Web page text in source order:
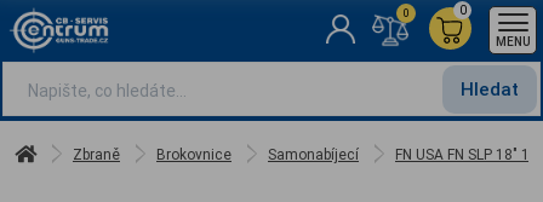
Hledat
0
0
MENU
Zbraně Brokovnice Samonabíjecí FN USA FN SLP 18"